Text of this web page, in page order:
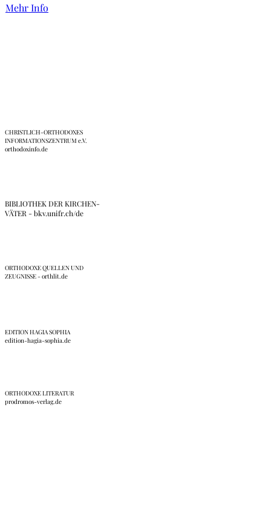
Mehr Info
CHRISTLICH-ORTHODOXES
INFORMATIONSZENTRUM e.V.
orthodoxinfo.de
BIBLIOTHEK DER KIRCHEN-
VÄTER - bkv.unifr.ch/de
ORTHODOXE QUELLEN UND
ZEUGNISSE - orthlit.de
EDITION HAGIA SOPHIA
edition-hagia-sophia.de
ORTHODOXE LITERATUR
prodromos-verlag.de